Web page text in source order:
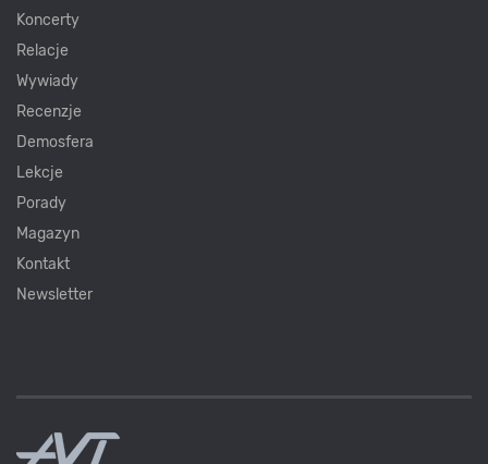
Koncerty
Relacje
Wywiady
Recenzje
Demosfera
Lekcje
Porady
Magazyn
Kontakt
Newsletter